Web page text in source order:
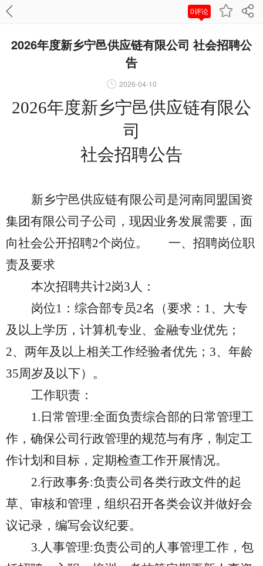
0评论
2026年度新乡宁邑供应链有限公司 社会招聘公
告
2026-04-10
2026年度新乡宁邑供应链有限公
司
社会招聘公告
新乡宁邑供应链有限公司是河南同盟国资
集团有限公司子公司，现因业务发展需要，面
向社会公开招聘2个岗位。 一、招聘岗位职
责及要求
本次招聘共计2岗3人：
岗位1：综合部专员2名（要求：1、大专
及以上学历，计算机专业、金融专业优先；
2、两年及以上相关工作经验者优先；3、年龄
35周岁及以下）。
工作职责：
1. 日常管理:全面负责综合部的日常管理工
作，确保公司行政管理的规范与有序，制定工
作计划和目标，定期检查工作开展情况。
2.行政事务:负责公司各类行政文件的起
草、审核和管理，组织召开各类会议并做好会
议记录，编写会议纪要。
3.人事管理:负责公司的人事管理工作，包